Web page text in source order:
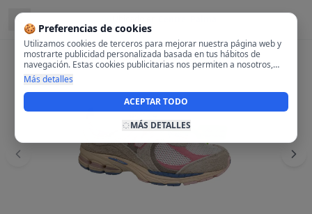
🍪 Preferencias de cookies
Utilizamos cookies de terceros para mejorar nuestra página web y
mostrarte publicidad personalizada basada en tus hábitos de
navegación. Estas cookies publicitarias nos permiten a nosotros,
analizar tu navegación en nuestra página y en internet para
mostrarte anuncios relevantes para ti. Al activarlas, aceptas el uso
de cookies para fines publicitarios y la recopilación y tratamiento de
tus datos de navegación, incluyendo la posible compartición de
Más detalles
ACEPTAR TODO
MÁS DETALLES